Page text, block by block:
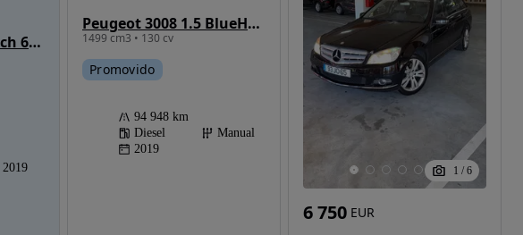
Peugeot 208 PureTech 68 Active
2019
Peugeot 3008 1.5 BlueHDi Allure Pack
1499 cm3 • 130 cv
Promovido
94 948 km
Diesel
Manual
2019
1 / 6
6 750 EUR